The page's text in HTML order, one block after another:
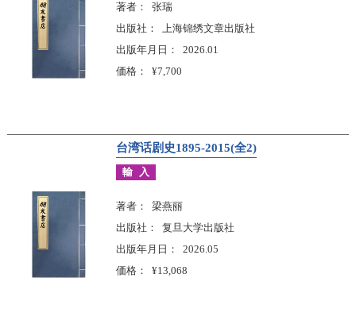
著者
张瑞
出版社
上海锦绣文章出版社
出版年月日
2026.01
価格
¥7,700
台湾话剧史1895-2015(全2)
輸入
著者
梁燕丽
出版社
复旦大学出版社
出版年月日
2026.05
価格
¥13,068